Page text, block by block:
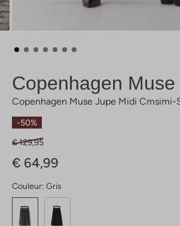
Copenhagen Muse
Copenhagen Muse Jupe Midi Cmsimi-
-50%
€ 129,95
€ 64,99
Couleur: Gris